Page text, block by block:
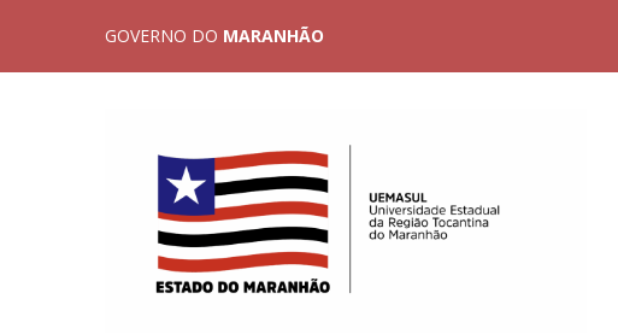
GOVERNO DO MARANHÃO